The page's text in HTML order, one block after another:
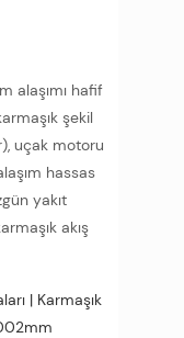
alaşımı hafif
şekil
uçak motoru
hassas
yakıt
akış